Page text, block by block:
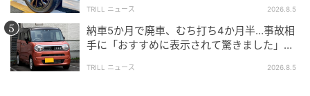
きません。「常に内気循環にしておけば完璧」という
考え方だけでは、花粉対策として不十分である可能性
が高いのです。
TRILL ニュース 2026.8.5
納車5か月で廃車、むち打ち4か月半…事故相
手に「おすすめに表示されて驚きました」と
TRILL ニュース 2026.8.5